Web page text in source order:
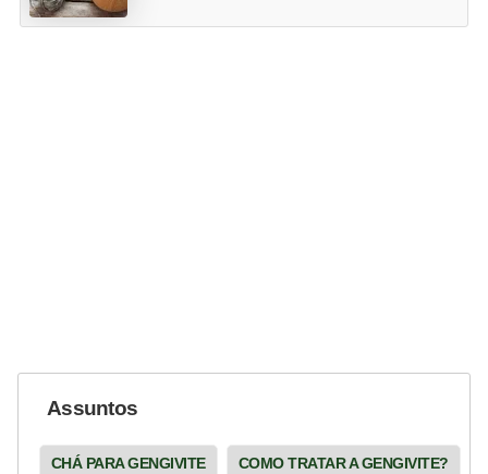
Assuntos
CHÁ PARA GENGIVITE COMO TRATAR A GENGIVITE?